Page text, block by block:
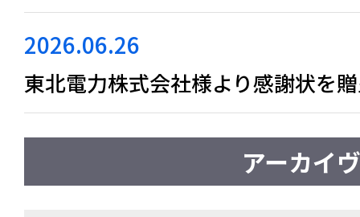
2026.06.26
東北電力株式会社様より感謝状を
アーカイヴ